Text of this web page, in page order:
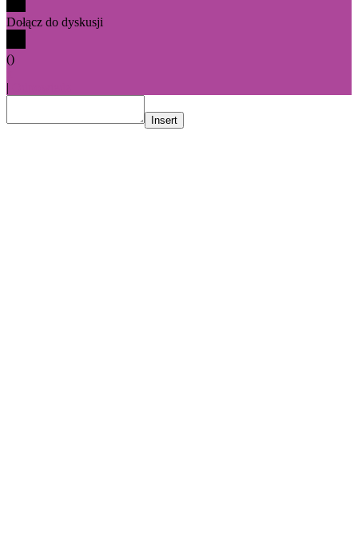
Dołącz do dyskusji
()
|
Insert